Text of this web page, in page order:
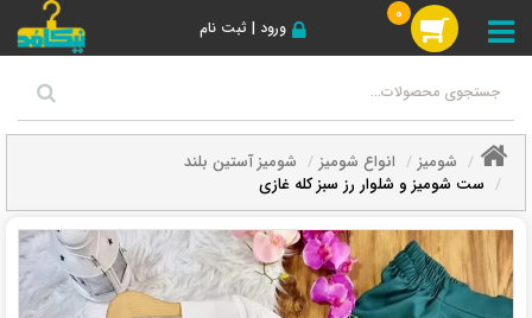
ورود | ثبت نام
0
شومیز انواع شومیز
شومیز آستین بلند
ست شومیز و شلوار رز سبز کله غازی